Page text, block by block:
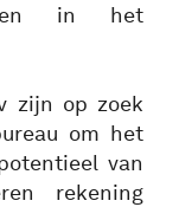
in het
zijn op zoek
om het
van
rekening